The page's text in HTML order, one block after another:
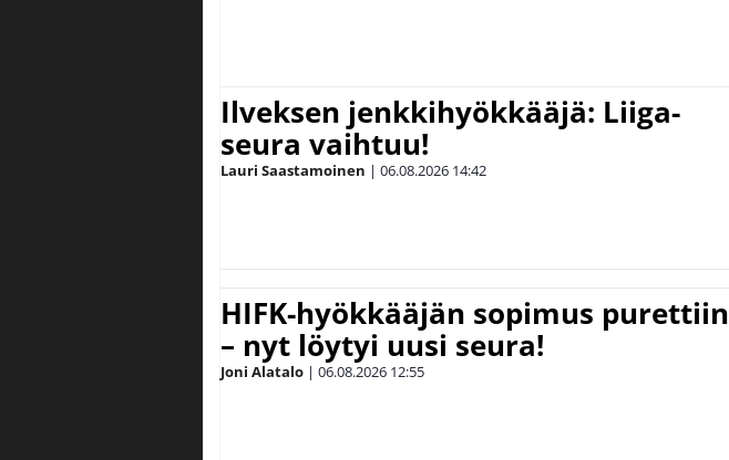
Ilveksen jenkkihyökkääjä: Liiga-
seura vaihtuu!
Lauri Saastamoinen | 06.08.2026 14:42
HIFK-hyökkääjän sopimus purettiin
– nyt löytyi uusi seura!
Joni Alatalo | 06.08.2026 12:55